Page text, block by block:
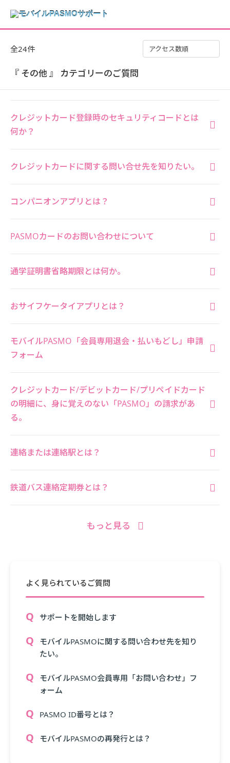
アクセス数順
『 その他 』 カテゴリーのご質問
全24件
クレジットカード登録時のセキュリティコードとは
何か？
クレジットカードに関する問い合せ先を知りたい。
コンパニオンアプリとは？
PASMOカードのお問い合わせについて
通学証明書省略期限とは何か。
おサイフケータイアプリとは？
モバイルPASMO「会員専用退会・払いもどし」申請
フォーム
クレジットカード/デビットカード/プリペイドカード
の明細に、身に覚えのない「PASMO」の請求があ
る。
連絡または連絡駅とは？
鉄道バス連絡定期券とは？
もっと見る
よく見られているご質問
サポートを開始します
モバイルPASMOに関する問い合わせ先を知り
たい。
モバイルPASMO会員専用「お問い合わせ」フ
ォーム
PASMO ID番号とは？
モバイルPASMOの再発行とは？